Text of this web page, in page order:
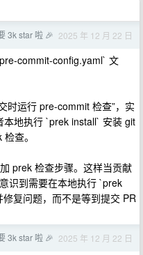
3k star 啦 🎉 2025 年 12 月 22 日
commit-config.yaml` 文
时运行 pre-commit 检查”，实
本地执行 `prek install` 安装 git
查。
prek 检查步骤。这样当贡献
识到需要在本地执行 `prek
复问题，而不是等到提交 PR
3k star 啦 🎉 2025 年 12 月 22 日